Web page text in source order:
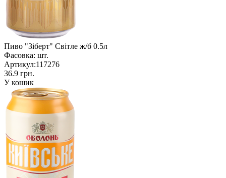
Пиво "Зіберт" Світле ж/б 0.5л
Фасовка: шт.
Артикул:117276
36.9 грн.
У кошик